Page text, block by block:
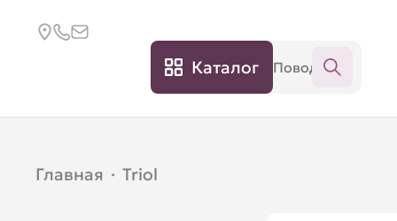
Каталог
Главная · Triol